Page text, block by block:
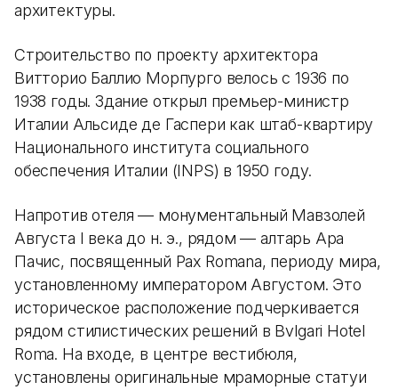
архитектуры.
Строительство по проекту архитектора
Витторио Баллио Морпурго велось с 1936 по
1938 годы. Здание открыл премьер-министр
Италии Альсиде де Гаспери как штаб-квартиру
Национального института социального
обеспечения Италии (INPS) в 1950 году.
Напротив отеля — монументальный Мавзолей
Августа I века до н. э., рядом — алтарь Ара
Пачис, посвященный Pax Romana, периоду мира,
установленному императором Августом. Это
историческое расположение подчеркивается
рядом стилистических решений в Bvlgari Hotel
Roma. На входе, в центре вестибюля,
установлены оригинальные мраморные статуи